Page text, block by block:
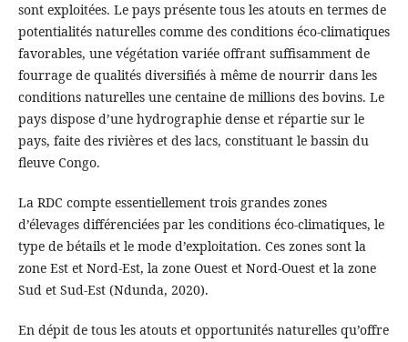
sont exploitées. Le pays présente tous les atouts en termes de
potentialités naturelles comme des conditions éco-climatiques
favorables, une végétation variée offrant suffisamment de
fourrage de qualités diversifiés à même de nourrir dans les
conditions naturelles une centaine de millions des bovins. Le
pays dispose d’une hydrographie dense et répartie sur le
pays, faite des rivières et des lacs, constituant le bassin du
fleuve Congo.
La RDC compte essentiellement trois grandes zones
d’élevages différenciées par les conditions éco-climatiques, le
type de bétails et le mode d’exploitation. Ces zones sont la
zone Est et Nord-Est, la zone Ouest et Nord-Ouest et la zone
Sud et Sud-Est (Ndunda, 2020).
En dépit de tous les atouts et opportunités naturelles qu’offre